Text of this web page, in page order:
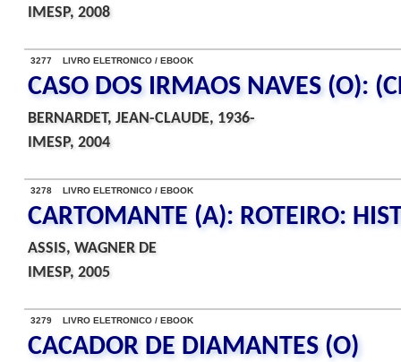
IMESP, 2008
3277 LIVRO ELETRONICO / EBOOK
CASO DOS IRMAOS NAVES (O):
BERNARDET, JEAN-CLAUDE, 1936-
IMESP, 2004
3278 LIVRO ELETRONICO / EBOOK
CARTOMANTE (A): ROTEIRO:
ASSIS, WAGNER DE
IMESP, 2005
3279 LIVRO ELETRONICO / EBOOK
CACADOR DE DIAMANTES (O)